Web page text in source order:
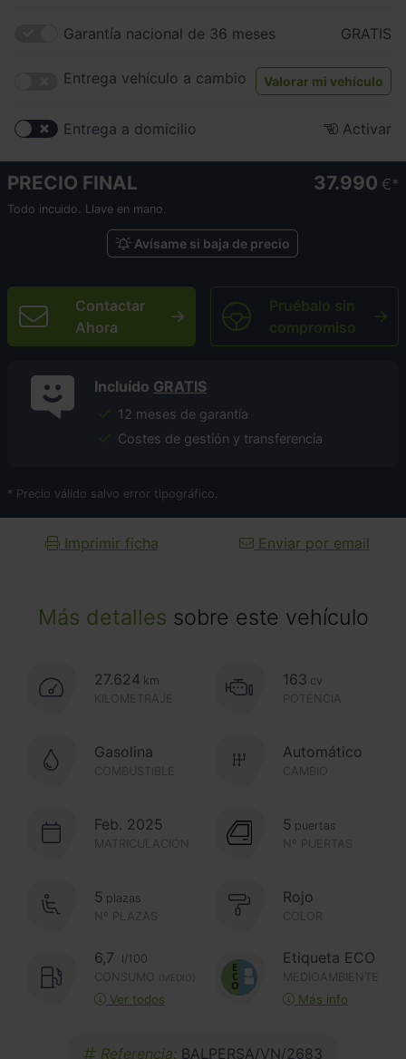
Más detalles sobre este vehículo
27.624 km
KILOMETRAJE
163 cv
POTENCIA
Gasolina
COMBUSTIBLE CAMBIO
Automático
Feb. 2025
MATRICULACIÓN Nº PUERTAS
5 puertas
Nº PLAZAS
5 plazas Rojo
COLOR
6,7
l/100
CONSUMO
(MEDIO)
Ver todos
Etiqueta ECO
MEDIOAMBIENTE
Más info
Referencia: BALPERSA/VN/2683
Garantía nacional de 36 meses GRATIS
Entrega vehículo a cambio Valorar mi vehículo
Entrega a domicilio Activar
PRECIO FINAL 37.990 €
Todo incuido. Llave en mano.
Avísame si baja de precio
Contactar
Ahora
Pruébalo sin
compromiso
Incluído GRATIS
12 meses de garantía
Costes de gestión y transferencia
* Precio válido salvo error tipográfico.
Imprimir ficha Enviar por email